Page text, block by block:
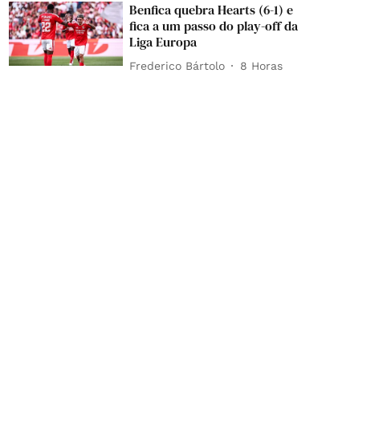
Benfica quebra Hearts (6-1) e
fica a um passo do play-off da
Liga Europa
Frederico Bártolo 8 Horas